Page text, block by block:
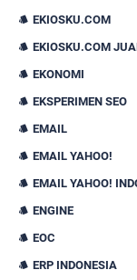
EKIOSKU.COM
EKIOSKU.COM
EKONOMI
EKSPERIMEN SEO
EMAIL
EMAIL YAHOO!
EMAIL YAHOO!
ENGINE
EOC
ERP INDONESIA